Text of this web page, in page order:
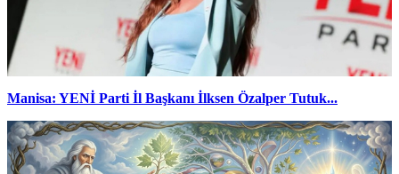
Manisa: YENİ Parti İl Başkanı İlksen Özalper Tutuk...